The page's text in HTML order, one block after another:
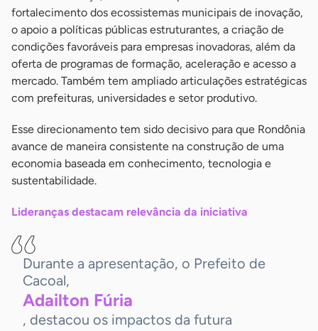
fortalecimento dos ecossistemas municipais de inovação,
o apoio a políticas públicas estruturantes, a criação de
condições favoráveis para empresas inovadoras, além da
oferta de programas de formação, aceleração e acesso a
mercado. Também tem ampliado articulações estratégicas
com prefeituras, universidades e setor produtivo.
Esse direcionamento tem sido decisivo para que Rondônia
avance de maneira consistente na construção de uma
economia baseada em conhecimento, tecnologia e
sustentabilidade.
Lideranças destacam relevância da iniciativa
Durante a apresentação, o Prefeito de
Cacoal,
Adailton Fúria
, destacou os impactos da futura